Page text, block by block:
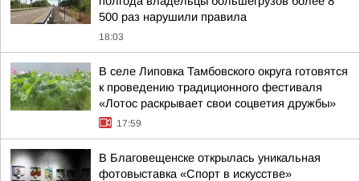
500 раз нарушили правила
18:03
В селе Липовка Тамбовского округа готовятся
к проведению традиционного фестиваля
«Лотос раскрывает свои соцветия дружбы»
17:59
В Благовещенске открылась уникальная
фотовыставка «Спорт в искусстве»